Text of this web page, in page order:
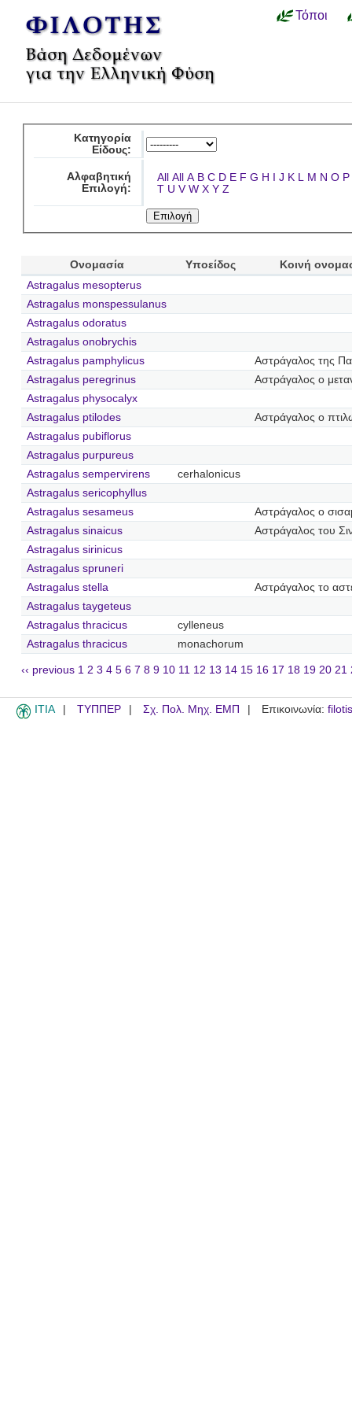
Τόποι
Κατηγορία
Είδους:
Αλφαβητική
Επιλογή:
All All A B C D E F G H I J K L M N O P
T U V W X Y Z
Ονομασία Υποείδος
Κοινή
Astragalus mesopterus
Astragalus monspessulanus
Astragalus odoratus
Astragalus onobrychis
Astragalus pamphylicus
Αστράγαλος της
Astragalus peregrinus
Αστράγαλος ο
Astragalus physocalyx
Astragalus ptilodes
Αστράγαλος ο
Astragalus pubiflorus
Astragalus purpureus
Astragalus sempervirens
cerhalonicus
Astragalus sericophyllus
Astragalus sesameus
Αστράγαλος ο
Astragalus sinaicus
Αστράγαλος του
Astragalus sirinicus
Astragalus spruneri
Astragalus stella
Αστράγαλος το
Astragalus taygeteus
Astragalus thracicus
cylleneus
Astragalus thracicus
monachorum
‹‹ previous 1 2 3 4 5 6 7 8 9 10 11 12 13 14 15 16 17 18 19 20 21
ITIA ΤΥΠΠΕΡ Σχ. Πολ. Μηχ. ΕΜΠ Επικοινωνία: